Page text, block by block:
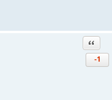
-1